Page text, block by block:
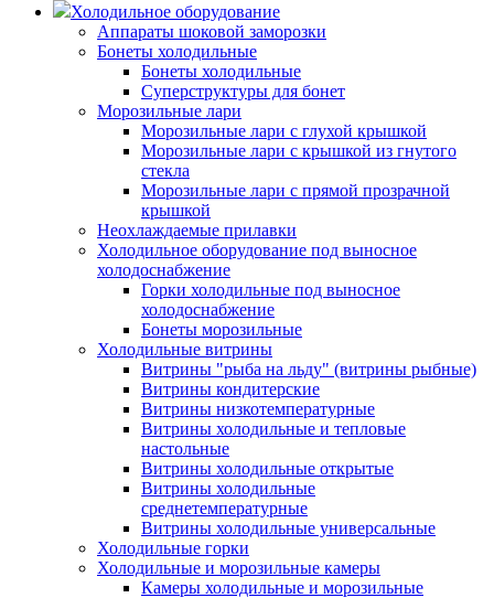
Холодильное оборудование
Аппараты шоковой заморозки
Бонеты холодильные
Бонеты холодильные
Суперструктуры для бонет
Морозильные лари
Морозильные лари с глухой крышкой
Морозильные лари с крышкой из гнутого
стекла
Морозильные лари с прямой прозрачной
крышкой
Неохлаждаемые прилавки
Холодильное оборудование под выносное
холодоснабжение
Горки холодильные под выносное
холодоснабжение
Бонеты морозильные
Холодильные витрины
Витрины "рыба на льду" (витрины рыбные)
Витрины кондитерские
Витрины низкотемпературные
Витрины холодильные и тепловые
настольные
Витрины холодильные открытые
Витрины холодильные
среднетемпературные
Витрины холодильные универсальные
Холодильные горки
Холодильные и морозильные камеры
Камеры холодильные и морозильные